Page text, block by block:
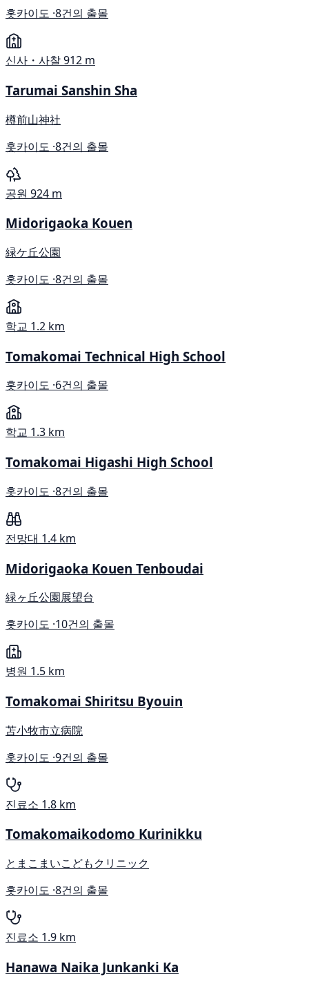
홋카이도 ·8건의 출몰
신사・사찰912 m
Tarumai Sanshin Sha
樽前山神社
홋카이도 ·8건의 출몰
공원 924 m
Midorigaoka Kouen
緑ケ丘公園
홋카이도 ·8건의 출몰
학교 1.2 km
Tomakomai Technical High School
홋카이도 ·6건의 출몰
학교 1.3 km
Tomakomai Higashi High School
홋카이도 ·8건의 출몰
전망대 1.4 km
Midorigaoka Kouen Tenboudai
緑ヶ丘公園展望台
홋카이도 ·10건의 출몰
병원 1.5 km
Tomakomai Shiritsu Byouin
苫小牧市立病院
홋카이도 ·9건의 출몰
진료소 1.8 km
Tomakomaikodomo Kurinikku
とまこまいこどもクリニック
홋카이도 ·8건의 출몰
진료소 1.9 km
Hanawa Naika Junkanki Ka